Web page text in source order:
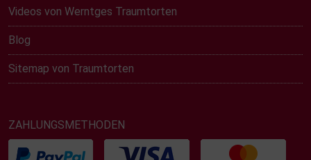
Videos von Werntges Traumtorten
Blog
Sitemap von Traumtorten
ZAHLUNGSMETHODEN